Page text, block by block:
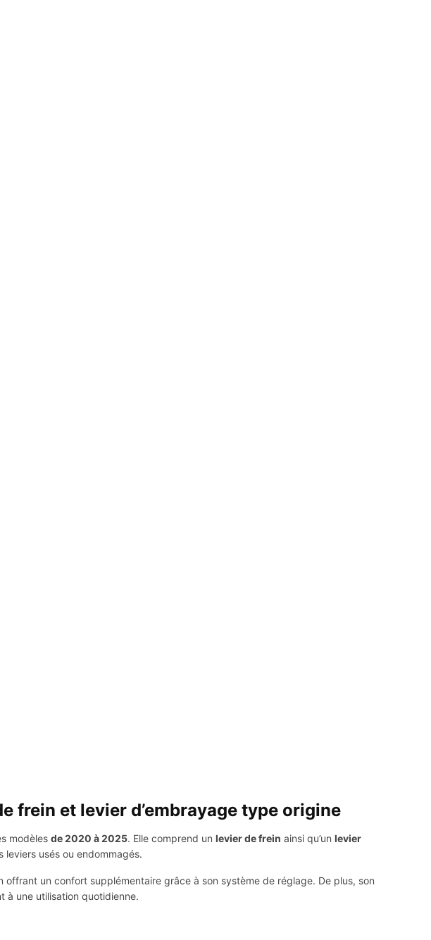
frein et levier d’embrayage type origine
modèles de 2020 à 2025. Elle comprend un levier de frein ainsi qu’un levier
usés ou endommagés.
offrant un confort supplémentaire grâce à son système de réglage. De plus, son
à une utilisation quotidienne.